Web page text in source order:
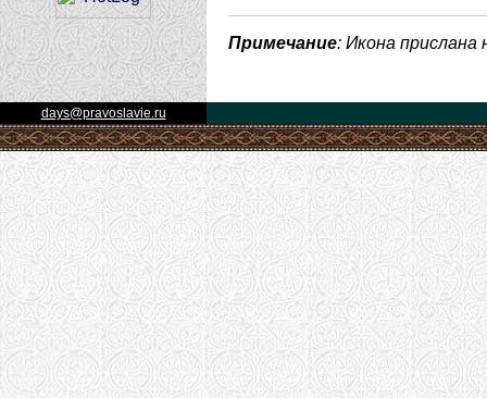
Примечание: Икона
days@pravoslavie.ru